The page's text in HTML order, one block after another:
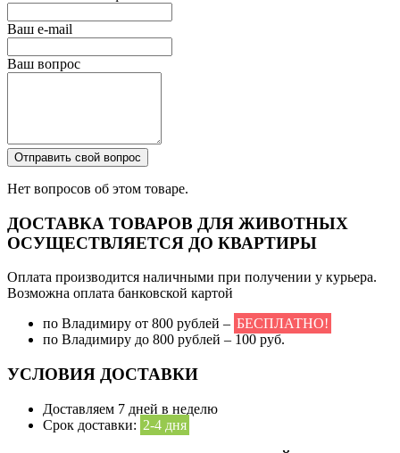
Ваш e-mail
Ваш вопрос
Отправить свой вопрос
Нет вопросов об этом товаре.
ДОСТАВКА ТОВАРОВ ДЛЯ ЖИВОТНЫХ
ОСУЩЕСТВЛЯЕТСЯ ДО КВАРТИРЫ
Оплата производится наличными при получении у курьера.
Возможна оплата банковской картой
по Владимиру от 800 рублей – БЕСПЛАТНО!
по Владимиру до 800 рублей – 100 руб.
УСЛОВИЯ ДОСТАВКИ
Доставляем 7 дней в неделю
Срок доставки: 2-4 дня